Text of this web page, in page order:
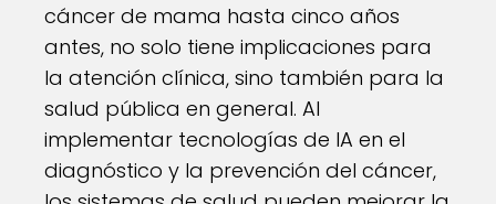
cáncer de mama hasta cinco años
antes, no solo tiene implicaciones para
la atención clínica, sino también para la
salud pública en general. Al
implementar tecnologías de IA en el
diagnóstico y la prevención del cáncer,